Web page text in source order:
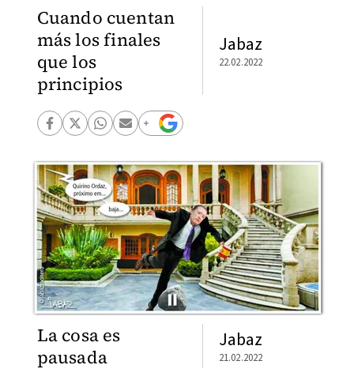
Cuando cuentan
más los finales
que los
principios
Jabaz
22.02.2022
La cosa es
pausada
Jabaz
21.02.2022